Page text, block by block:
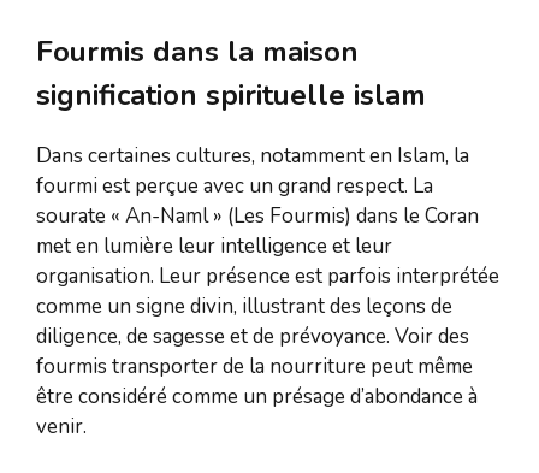
Fourmis dans la maison
signification spirituelle islam
Dans certaines cultures, notamment en Islam, la
fourmi est perçue avec un grand respect. La
sourate « An-Naml » (Les Fourmis) dans le Coran
met en lumière leur intelligence et leur
organisation. Leur présence est parfois interprétée
comme un signe divin, illustrant des leçons de
diligence, de sagesse et de prévoyance. Voir des
fourmis transporter de la nourriture peut même
être considéré comme un présage d’abondance à
venir.